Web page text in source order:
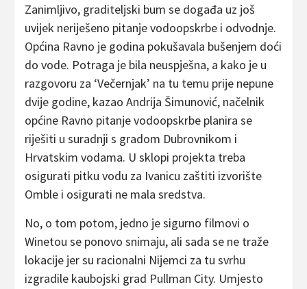
Zanimljivo, graditeljski bum se događa uz još
uvijek neriješeno pitanje vodoopskrbe i odvodnje.
Općina Ravno je godina pokušavala bušenjem doći
do vode. Potraga je bila neuspješna, a kako je u
razgovoru za ‘Večernjak’ na tu temu prije nepune
dvije godine, kazao Andrija Šimunović, načelnik
općine Ravno pitanje vodoopskrbe planira se
riješiti u suradnji s gradom Dubrovnikom i
Hrvatskim vodama. U sklopi projekta treba
osigurati pitku vodu za Ivanicu zaštiti izvorište
Omble i osigurati ne mala sredstva.
No, o tom potom, jedno je sigurno filmovi o
Winetou se ponovo snimaju, ali sada se ne traže
lokacije jer su racionalni Nijemci za tu svrhu
izgradile kaubojski grad Pullman City. Umjesto